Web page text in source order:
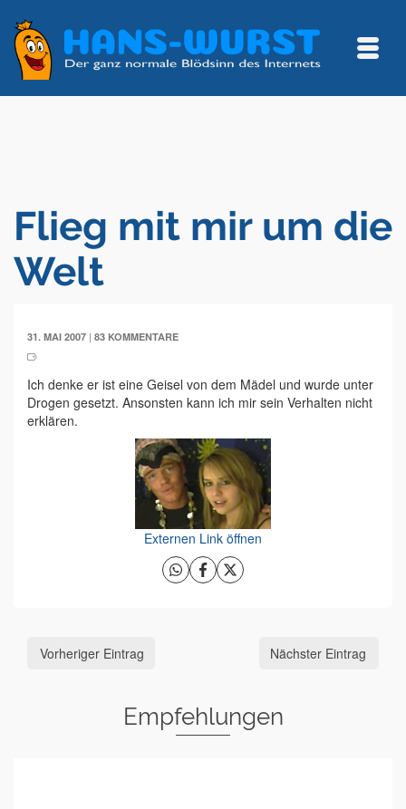
Flieg mit mir um die
Welt
31. MAI 2007 | 83 KOMMENTARE
Ich denke er ist eine Geisel von dem Mädel und wurde unter
Drogen gesetzt. Ansonsten kann ich mir sein Verhalten nicht
erklären.
Externen Link öffnen
Vorheriger Eintrag Nächster Eintrag
Empfehlungen